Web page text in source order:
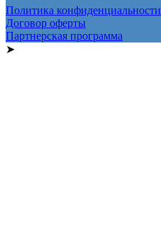
Политика конфиденциальности
Договор оферты
Партнерская программа
➤